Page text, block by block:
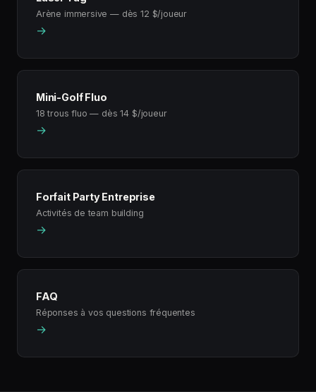
Arène immersive — dès 12 $/joueur
→
Mini-Golf Fluo
18 trous fluo — dès 14 $/joueur
→
Forfait Party Entreprise
Activités de team building
→
FAQ
Réponses à vos questions fréquentes
→